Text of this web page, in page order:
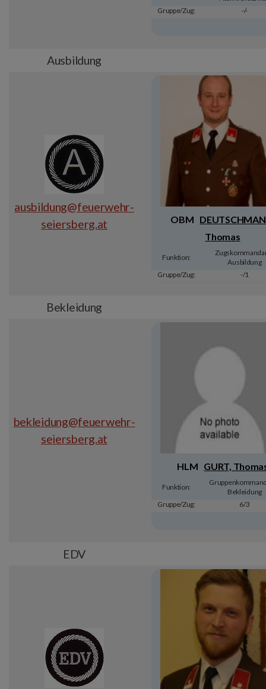
Gruppe/Zug:
-/-
Ausbildung
ausbildung@feuerwehr-
seiersberg.at
OBM
Thomas
Funktion:
Ausbildung
Gruppe/Zug:
-/1
Bekleidung
bekleidung@feuerwehr-
seiersberg.at
HLM GURT,
Funktion:
Bekleidung
Gruppe/Zug:
6/3
EDV